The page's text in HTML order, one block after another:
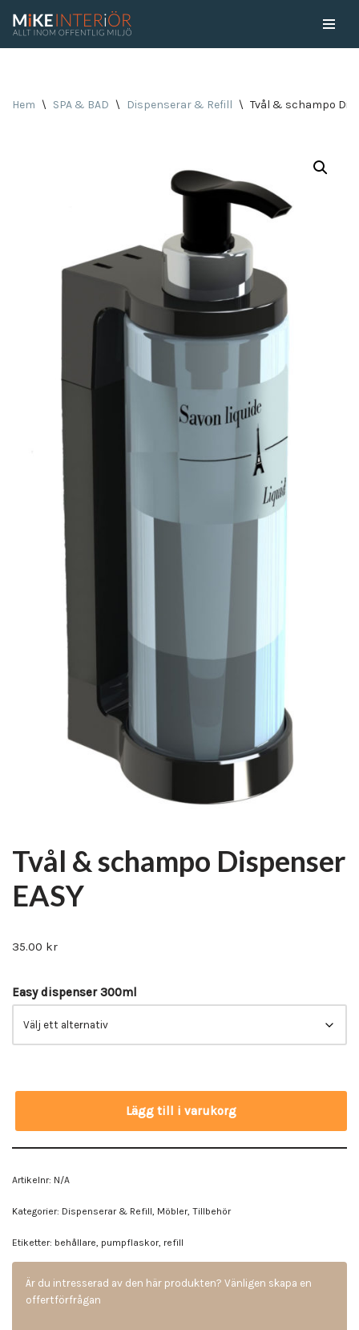
Hem \ SPA & BAD \ Dispenserar & Refill \ Tvål & schampo
Tvål & schampo Dispenser
EASY
35.00 kr
Easy dispenser 300ml
Lägg till i varukorg
Artikelnr: N/A
Kategorier: Dispenserar & Refill, Möbler, Tillbehör
Etiketter: behållare, pumpflaskor, refill
Är du intresserad av den här produkten? Vänligen skapa en
offertförfrågan